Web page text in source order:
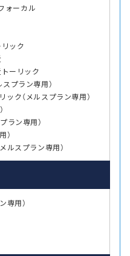
ォーカル
ック
ーリック
プラン専用）
ク（メルスプラン専用）
ラン専用）
）
ルスプラン専用）
専用）